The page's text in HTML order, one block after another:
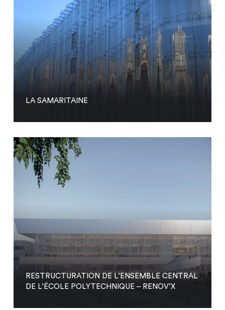
LA SAMARITAINE
RESTRUCTURATION DE L’ENSEMBLE CENTRAL
DE L’ÉCOLE POLYTECHNIQUE – RENOV’X